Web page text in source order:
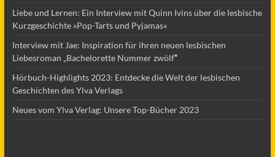
Liebe und Lernen: Ein Interview mit Quinn Ivins über die lesbische
Kurzgeschichte »Pop-Tarts und Pyjamas«
Interview mit Jae: Inspiration für ihren neuen lesbischen
Liebesroman „Bachelorette Nummer zwölf“
Hörbuch-Highlights 2023: Entdecke die Welt der lesbischen
Geschichten des Ylva Verlags
Neues vom Ylva Verlag: Unsere Top-Bücher 2023